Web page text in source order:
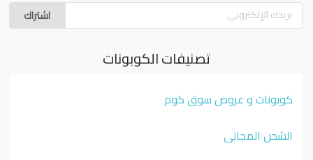
اشتراك
تصنيفات الكوبونات
كوبونات و عروض سوق كوم
الشحن المجاني